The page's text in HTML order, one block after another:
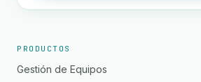
PRODUCTOS
Gestión de Equipos